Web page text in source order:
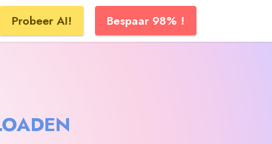
Probeer AI! Bespaar 98% !